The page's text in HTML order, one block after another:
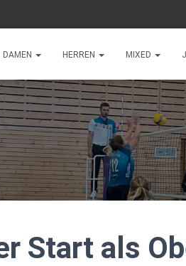
DAMEN HERREN MIXED
Start als